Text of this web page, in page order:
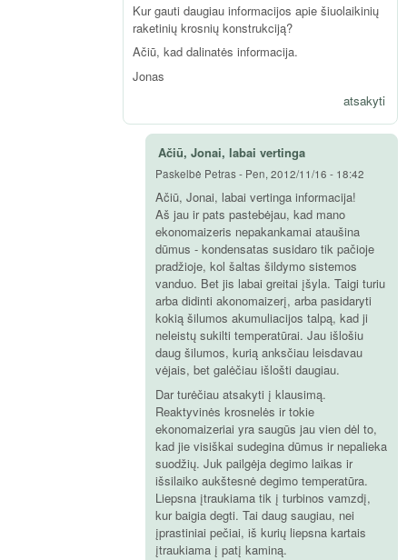
Kur gauti daugiau informacijos apie šiuolaikinių
raketinių krosnių konstrukciją?
Ačiū, kad dalinatės informacija.
Jonas
atsakyti
Ačiū, Jonai, labai vertinga
Paskelbė Petras- Pen, 2012/11/16 - 18:42
Ačiū, Jonai, labai vertinga informacija!
Aš jau ir pats pastebėjau, kad mano
ekonomaizeris nepakankamai ataušina
dūmus - kondensatas susidaro tik pačioje
pradžioje, kol šaltas šildymo sistemos
vanduo. Bet jis labai greitai įšyla. Taigi turiu
arba didinti akonomaizerį, arba pasidaryti
kokią šilumos akumuliacijos talpą, kad ji
neleistų sukilti temperatūrai. Jau išlošiu
daug šilumos, kurią anksčiau leisdavau
vėjais, bet galėčiau išlošti daugiau.
Dar turėčiau atsakyti į klausimą.
Reaktyvinės krosnelės ir tokie
ekonomaizeriai yra saugūs jau vien dėl to,
kad jie visiškai sudegina dūmus ir nepalieka
suodžių. Juk pailgėja degimo laikas ir
išsilaiko aukštesnė degimo temperatūra.
Liepsna įtraukiama tik į turbinos vamzdį,
kur baigia degti. Tai daug saugiau, nei
įprastiniai pečiai, iš kurių liepsna kartais
įtraukiama į patį kaminą.